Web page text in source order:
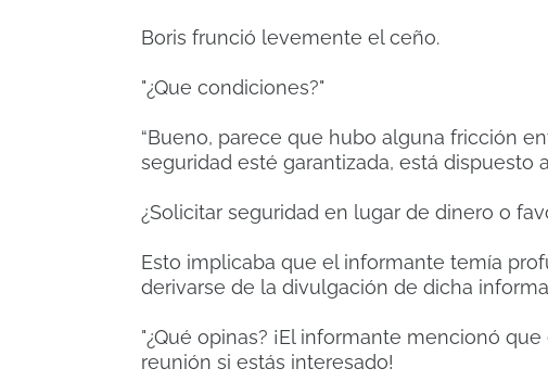
Boris frunció levemente el ceño.
"¿Que condiciones?"
“Bueno, parece que hubo alguna fricción
seguridad esté garantizada, está dispuesto
¿Solicitar seguridad en lugar de dinero o
Esto implicaba que el informante temía
derivarse de la divulgación de dicha
"¿Qué opinas? ¡El informante mencionó
reunión si estás interesado!